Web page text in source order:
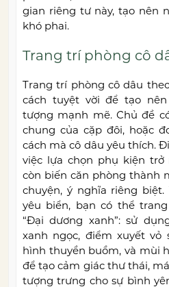
gian riêng tư này, tạo nên
khó phai.
Trang trí phòng cô
Trang trí phòng cô dâu
cách tuyệt vời để tạo
tượng mạnh mẽ. Chủ đề
chung của cặp đôi, hoặc
cách mà cô dâu yêu thích.
việc lựa chọn phụ kiện
còn biến căn phòng thành
chuyện, ý nghĩa riêng
yêu biển, bạn có thể
“Đại dương xanh”: sử
xanh ngọc, điểm xuyết vỏ
hình thuyền buồm, và mùi
để tạo cảm giác thư thái,
tượng trưng cho sự bình